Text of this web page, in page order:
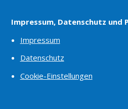
Impressum, Datenschutz und
Impressum
Datenschutz
Cookie-Einstellungen